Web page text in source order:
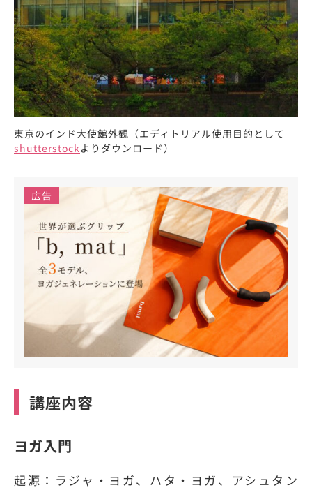
東京のインド大使館外観（エディトリアル使用目的として
shutterstockよりダウンロード）
広告
講座内容
ヨガ入門
起源：ラジャ・ヨガ、ハタ・ヨガ、アシュタン